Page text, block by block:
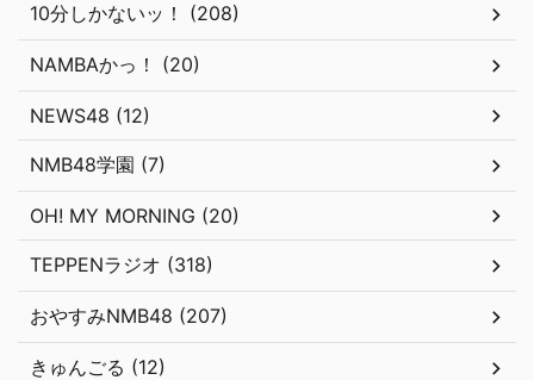
10分しかないッ！ (208)
NAMBAかっ！ (20)
NEWS48 (12)
NMB48学園 (7)
OH! MY MORNING (20)
TEPPENラジオ (318)
おやすみNMB48 (207)
きゅんごる (12)